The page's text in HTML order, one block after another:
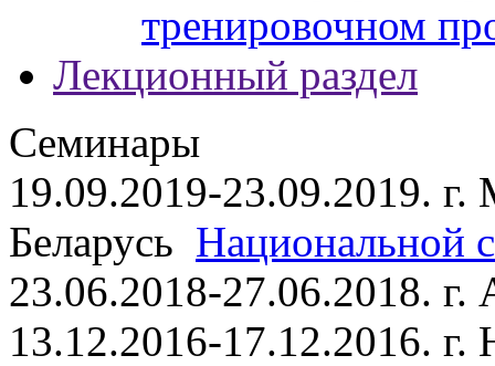
тренировочном
Лекционный раздел
Семинары
19.09.2019-23.09.2019. г.
Беларусь Национальной
23.06.2018-27.06.2018.
13.12.2016-17.12.2016.